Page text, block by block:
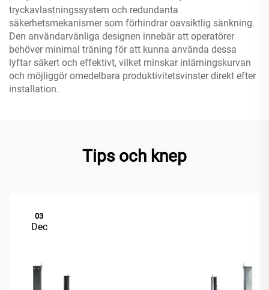
tryckavlastningssystem och redundanta
säkerhetsmekanismer som förhindrar oavsiktlig sänkning.
Den användarvänliga designen innebär att operatörer
behöver minimal träning för att kunna använda dessa
lyftar säkert och effektivt, vilket minskar inlärningskurvan
och möjliggör omedelbara produktivitetsvinster direkt efter
installation.
Tips och knep
03
Dec